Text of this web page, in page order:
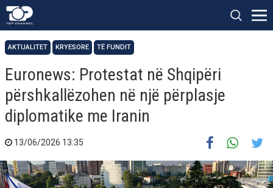
AKTUALITET KRYESORE TË FUNDIT
Euronews: Protestat në Shqipëri
përshkallëzohen në një përplasje
diplomatike me Iranin
13/06/2026 13:35